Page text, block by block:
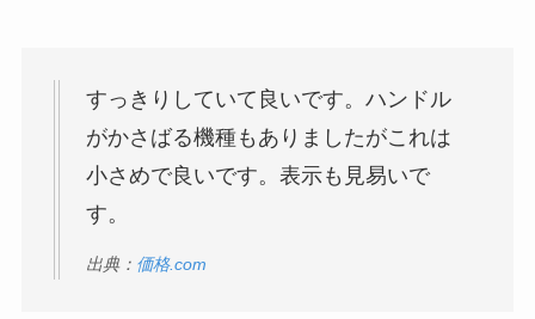
すっきりしていて良いです。ハンドル
がかさばる機種もありましたがこれは
小さめで良いです。表示も見易いで
す。
出典： 価格.com